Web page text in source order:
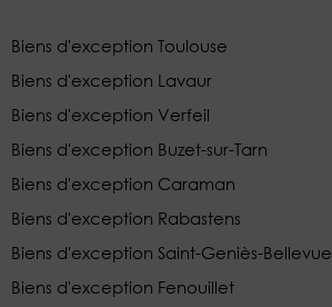
Biens d'exception Toulouse
Biens d'exception Lavaur
Biens d'exception Verfeil
Biens d'exception Buzet-sur-Tarn
Biens d'exception Caraman
Biens d'exception Rabastens
Biens d'exception Saint-Geniès-Bellevue
Biens d'exception Fenouillet